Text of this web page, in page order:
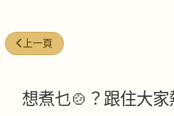
上一篇文章: 白切雞 (Poached
上一頁
想煮乜🍲？跟住大家